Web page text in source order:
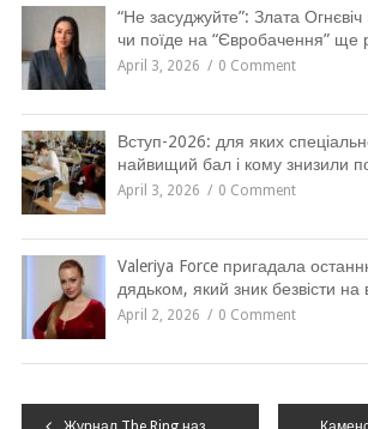
“Не засуджуйте”: Злата
чи поїде на “Євробачення” ще
April 3, 2026 0 Comment
Вступ-2026: для яких
найвищий бал і кому знизили
April 3, 2026 0 Comment
Valeriya Force пригадала
дядьком, який зник безвісти на
April 2, 2026 0 Comment